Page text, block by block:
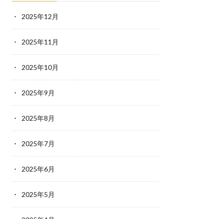
2025年12月
2025年11月
2025年10月
2025年9月
2025年8月
2025年7月
2025年6月
2025年5月